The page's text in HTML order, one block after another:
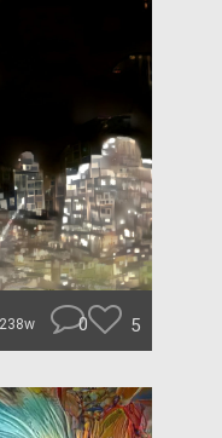
0 5